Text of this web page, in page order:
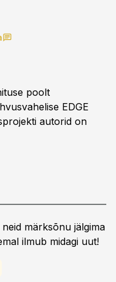
poolt
EDGE
autorid on
märksõnu jälgima
ilmub midagi uut!